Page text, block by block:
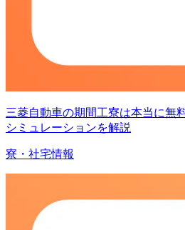
三菱自動車の期間工寮は本当に無
シミュレーションを解説
寮・社宅情報